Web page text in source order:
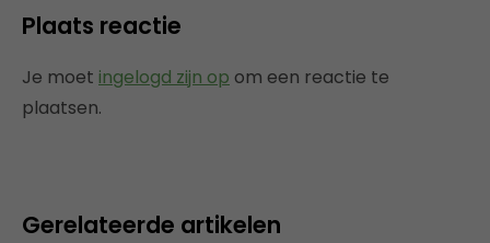
Plaats reactie
Je moet ingelogd zijn op om een reactie te
plaatsen.
Gerelateerde artikelen